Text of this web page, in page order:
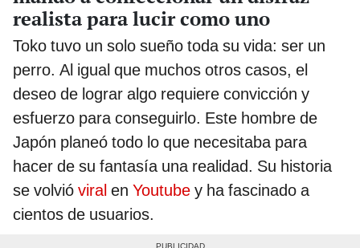
realista para lucir como uno
Toko tuvo un solo sueño toda su vida: ser un
perro. Al igual que muchos otros casos, el
deseo de lograr algo requiere convicción y
esfuerzo para conseguirlo. Este hombre de
Japón planeó todo lo que necesitaba para
hacer de su fantasía una realidad. Su historia
se volvió viral en Youtube y ha fascinado a
cientos de usuarios.